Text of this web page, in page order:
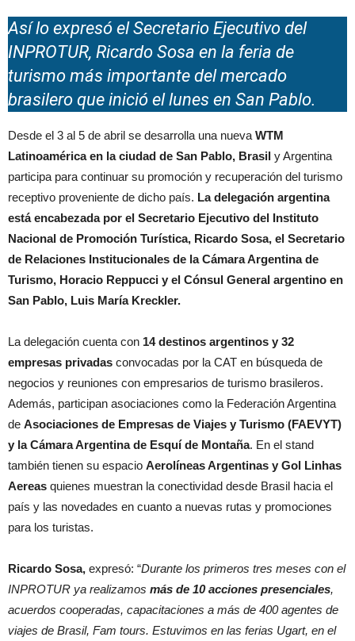
Así lo expresó el Secretario Ejecutivo del
INPROTUR, Ricardo Sosa en la feria de
turismo más importante del mercado
brasilero que inició el lunes en San Pablo.
Desde el 3 al 5 de abril se desarrolla una nueva WTM
Latinoamérica en la ciudad de San Pablo, Brasil y Argentina
participa para continuar su promoción y recuperación del turismo
receptivo proveniente de dicho país. La delegación argentina
está encabezada por el Secretario Ejecutivo del Instituto
Nacional de Promoción Turística, Ricardo Sosa, el Secretario
de Relaciones Institucionales de la Cámara Argentina de
Turismo, Horacio Reppucci y el Cónsul General argentino en
San Pablo, Luis María Kreckler.
La delegación cuenta con 14 destinos argentinos y 32
empresas privadas convocadas por la CAT en búsqueda de
negocios y reuniones con empresarios de turismo brasileros.
Además, participan asociaciones como la Federación Argentina
de Asociaciones de Empresas de Viajes y Turismo (FAEVYT)
y la Cámara Argentina de Esquí de Montaña. En el stand
también tienen su espacio Aerolíneas Argentinas y Gol Linhas
Aereas quienes muestran la conectividad desde Brasil hacia el
país y las novedades en cuanto a nuevas rutas y promociones
para los turistas.
Ricardo Sosa, expresó: “Durante los primeros tres meses con el
INPROTUR ya realizamos más de 10 acciones presenciales,
acuerdos cooperadas, capacitaciones a más de 400 agentes de
viajes de Brasil, Fam tours. Estuvimos en las ferias Ugart, en el